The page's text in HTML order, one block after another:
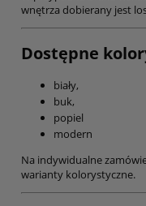
wnętrza dobierany jest
Dostępne
biały,
buk,
popiel
modern
Na indywidualne
warianty kolorystyczne.